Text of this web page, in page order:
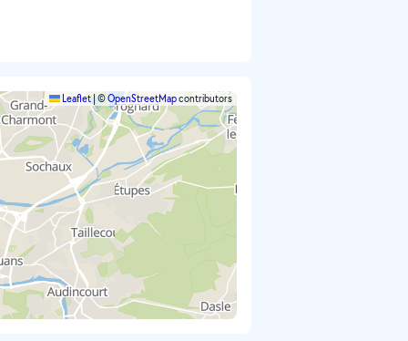
Leaflet ©OpenStreetMapcontributors